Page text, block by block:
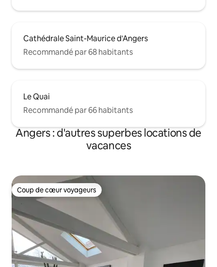
Cathédrale Saint-Maurice d'Angers
Recommandé par 68 habitants
Le Quai
Recommandé par 66 habitants
Angers : d'autres superbes locations de
vacances
Coup de cœur voyageurs
Coup de cœur voyageurs